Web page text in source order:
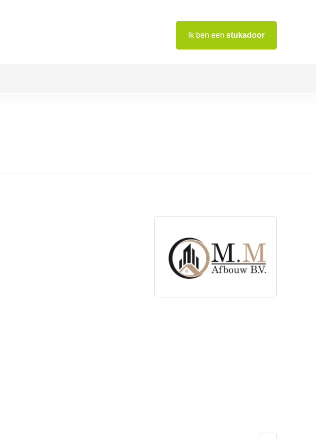
Ik ben een stukadoor